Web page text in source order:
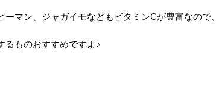
マン、ジャガイモなどもビタミンCが豊富なので、
るものおすすめですよ♪